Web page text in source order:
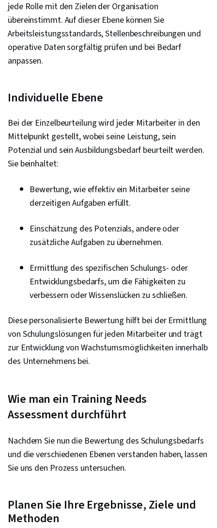
jede Rolle mit den Zielen der Organisation
übereinstimmt. Auf dieser Ebene können Sie
Arbeitsleistungsstandards, Stellenbeschreibungen und
operative Daten sorgfältig prüfen und bei Bedarf
anpassen.
Individuelle Ebene
Bei der Einzelbeurteilung wird jeder Mitarbeiter in den
Mittelpunkt gestellt, wobei seine Leistung, sein
Potenzial und sein Ausbildungsbedarf beurteilt werden.
Sie beinhaltet:
Bewertung, wie effektiv ein Mitarbeiter seine
derzeitigen Aufgaben erfüllt.
Einschätzung des Potenzials, andere oder
zusätzliche Aufgaben zu übernehmen.
Ermittlung des spezifischen Schulungs- oder
Entwicklungsbedarfs, um die Fähigkeiten zu
verbessern oder Wissenslücken zu schließen.
Diese personalisierte Bewertung hilft bei der Ermittlung
von Schulungslösungen für jeden Mitarbeiter und trägt
zur Entwicklung von Wachstumsmöglichkeiten innerhalb
des Unternehmens bei.
Wie man ein Training Needs
Assessment durchführt
Nachdem Sie nun die Bewertung des Schulungsbedarfs
und die verschiedenen Ebenen verstanden haben, lassen
Sie uns den Prozess untersuchen.
Planen Sie Ihre Ergebnisse, Ziele und
Methoden